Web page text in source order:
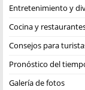
Entretenimiento y
Cocina y
Consejos para
Pronóstico del
Galería de fotos